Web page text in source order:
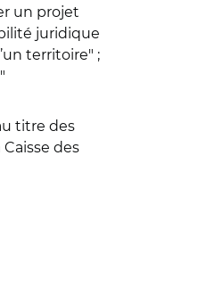
un projet
juridique
territoire" ;
titre des
des